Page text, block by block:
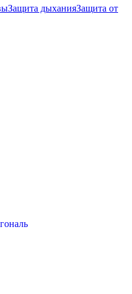
Защита дыханияЗащита от